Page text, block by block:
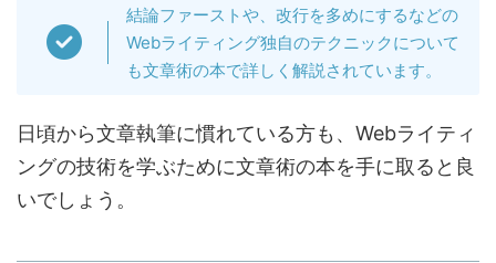
結論ファーストや、改行を多めにするなどの
Webライティング独自のテクニックについて
も文章術の本で詳しく解説されています。
日頃から文章執筆に慣れている方も、Webライティ
ングの技術を学ぶために文章術の本を手に取ると良
いでしょう。